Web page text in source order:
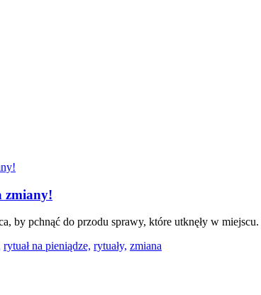
zmiany!
by pchnąć do przodu sprawy, które utknęły w
rytuał na pieniądze, rytuały, zmiana